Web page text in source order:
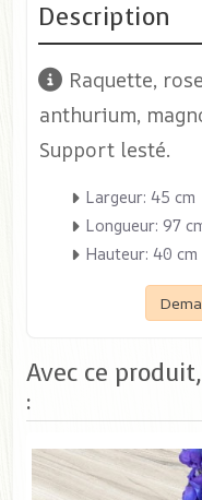
Description
Raquette,
anthurium,
Support lesté.
Largeur: 45 cm
Longueur: 97
Hauteur: 40 cm
Avec ce
: